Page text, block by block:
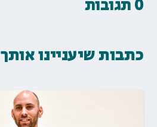
0 תגובות
כתבות שיעניינו אותך